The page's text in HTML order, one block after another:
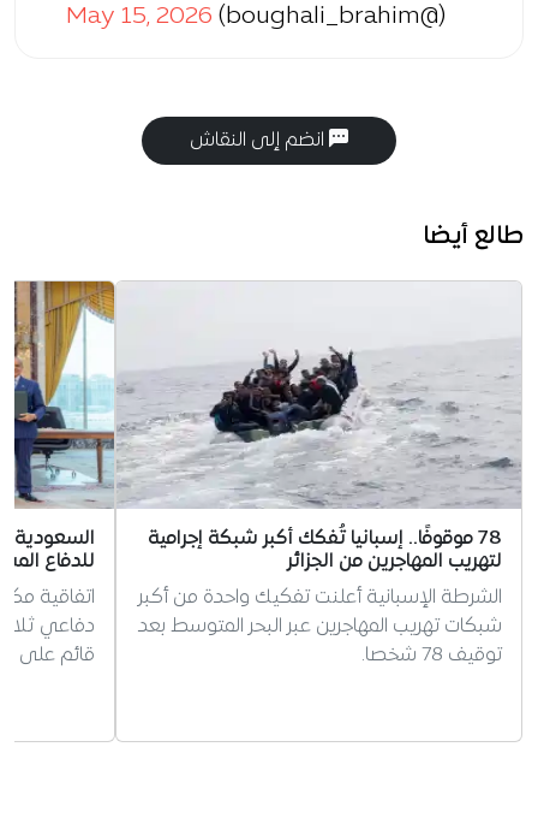
(@boughali_brahim)
May 15, 2026
انضم إلى النقاش
طالع أيضا
78 موقوفًا.. إسبانيا تُفكك أكبر شبكة إجرامية
لتهريب المهاجرين من الجزائر
الشرطة الإسبانية أعلنت تفكيك واحدة من أكبر
شبكات تهريب المهاجرين عبر البحر المتوسط بعد
توقيف 78 شخصا.
السعودية
للدفاع
اتفاقية
دفاعي
قائم على